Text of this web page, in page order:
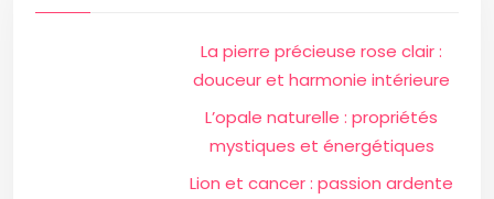
La pierre précieuse rose clair :
douceur et harmonie intérieure
L’opale naturelle : propriétés
mystiques et énergétiques
Lion et cancer : passion ardente